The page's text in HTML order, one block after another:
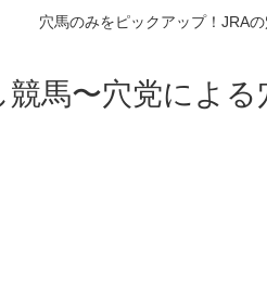
穴馬のみをピックアップ！JRA
競馬〜穴党によ